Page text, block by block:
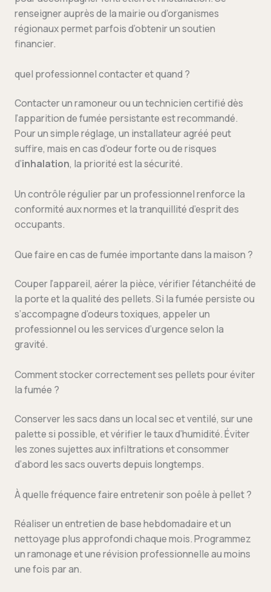
renseigner auprès de la mairie ou d’organismes
régionaux permet parfois d’obtenir un soutien
financier.
quel professionnel contacter et quand ?
Contacter un ramoneur ou un technicien certifié dès
l’apparition de fumée persistante est recommandé.
Pour un simple réglage, un installateur agréé peut
suffire, mais en cas d’odeur forte ou de risques
d’inhalation, la priorité est la sécurité.
Un contrôle régulier par un professionnel renforce la
conformité aux normes et la tranquillité d’esprit des
occupants.
Que faire en cas de fumée importante dans la maison ?
Couper l’appareil, aérer la pièce, vérifier l’étanchéité de
la porte et la qualité des pellets. Si la fumée persiste ou
s’accompagne d’odeurs toxiques, appeler un
professionnel ou les services d’urgence selon la
gravité.
Comment stocker correctement ses pellets pour éviter
la fumée ?
Conserver les sacs dans un local sec et ventilé, sur une
palette si possible, et vérifier le taux d’humidité. Éviter
les zones sujettes aux infiltrations et consommer
d’abord les sacs ouverts depuis longtemps.
À quelle fréquence faire entretenir son poêle à pellet ?
Réaliser un entretien de base hebdomadaire et un
nettoyage plus approfondi chaque mois. Programmez
un ramonage et une révision professionnelle au moins
une fois par an.